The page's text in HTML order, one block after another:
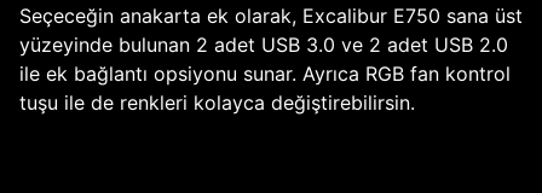
Seçeceğin anakarta ek olarak, Excalibur E750 sana üst
yüzeyinde bulunan 2 adet USB 3.0 ve 2 adet USB 2.0
ile ek bağlantı opsiyonu sunar. Ayrıca RGB fan kontrol
tuşu ile de renkleri kolayca değiştirebilirsin.